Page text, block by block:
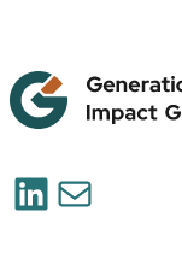
LinkedIn
Posta